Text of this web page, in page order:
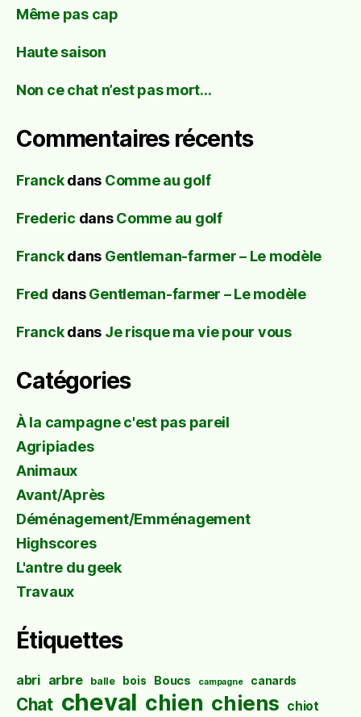
Même pas cap
Haute saison
Non ce chat n’est pas mort…
Commentaires récents
Franckdans Comme au golf
Frederic dansComme au golf
Franckdans Gentleman-farmer – Le modèle
Fred dansGentleman-farmer – Le modèle
Franckdans Je risque ma vie pour vous
Catégories
À la campagne c'est pas pareil
Agripiades
Animaux
Avant/Après
Déménagement/Emménagement
Highscores
L'antre du geek
Travaux
Étiquettes
abri arbre balle bois Boucs campagne canards
Chat cheval chien chiens chiot